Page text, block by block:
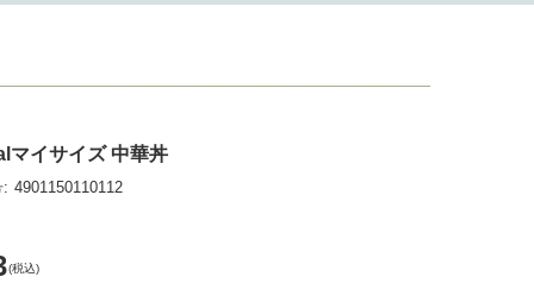
マイサイズ 中華丼
: 4901150110112
(税込)